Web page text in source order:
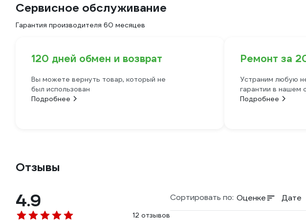
Сервисное обслуживание
Гарантия производителя 60 месяцев
120 дней обмен и возврат
Вы можете вернуть товар, который не
был использован
Подробнее
Ремонт за
Устраним любую
гарантии в нашем
Подробнее
Отзывы
4.9
12 отзывов
Сортировать по: Оценке Дате